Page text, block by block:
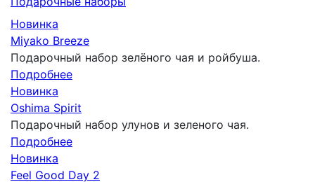
Новинка
Miyako Breeze
Подарочный набор зелёного чая и ройбуша.
Подробнее
Новинка
Oshima Spirit
Подарочный набор улунов и зеленого чая.
Подробнее
Новинка
Feel Good Day 2